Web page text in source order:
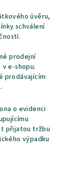
úvěru,
schválení
prodejní
v e-shopu.
prodávajícím
o evidenci
přijatou tržbu
výpadku